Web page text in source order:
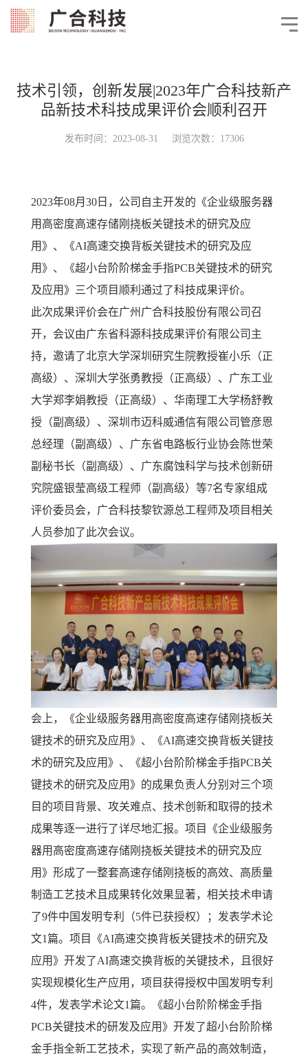
技术引领，创新发展|2023年广合科技新产
品新技术科技成果评价会顺利召开
发布时间：2023-08-31 浏览次数：17306
2023年08月30日，公司自主开发的《企业级服务器
用高密度高速存储刚挠板关键技术的研究及应
用》、《AI高速交换背板关键技术的研究及应
用》、《超小台阶阶梯金手指PCB关键技术的研究
及应用》三个项目顺利通过了科技成果评价。
此次成果评价会在广州广合科技股份有限公司召
开，会议由广东省科源科技成果评价有限公司主
持，邀请了北京大学深圳研究生院教授崔小乐（正
高级）、深圳大学张勇教授（正高级）、广东工业
大学郑李娟教授（正高级）、华南理工大学杨舒教
授（副高级）、深圳市迈科威通信有限公司管彦恩
总经理（副高级）、广东省电路板行业协会陈世荣
副秘书长（副高级）、广东腐蚀科学与技术创新研
究院盛银莹高级工程师（副高级）等7名专家组成
评价委员会，广合科技黎钦源总工程师及项目相关
人员参加了此次会议。
会上，《企业级服务器用高密度高速存储刚挠板关
键技术的研究及应用》、《AI高速交换背板关键技
术的研究及应用》、《超小台阶阶梯金手指PCB关
键技术的研究及应用》的成果负责人分别对三个项
目的项目背景、攻关难点、技术创新和取得的技术
成果等逐一进行了详尽地汇报。项目《企业级服务
器用高密度高速存储刚挠板关键技术的研究及应
用》形成了一整套高速存储刚挠板的高效、高质量
制造工艺技术且成果转化效果显著，相关技术申请
了9件中国发明专利（5件已获授权）；发表学术论
文1篇。项目《AI高速交换背板关键技术的研究及
应用》开发了AI高速交换背板的关键技术，且很好
实现规模化生产应用，项目获得授权中国发明专利
4件，发表学术论文1篇。《超小台阶阶梯金手指
PCB关键技术的研发及应用》开发了超小台阶阶梯
金手指全新工艺技术，实现了新产品的高效制造，